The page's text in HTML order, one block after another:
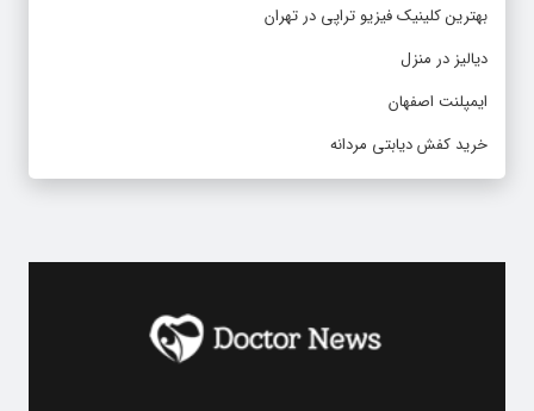
بهترین کلینیک فیزیو تراپی در تهران
دیالیز در منزل
ایمپلنت اصفهان
خرید کفش دیابتی مردانه